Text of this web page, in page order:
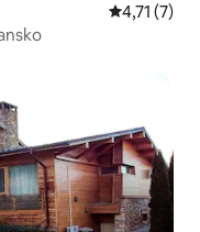
Évaluation
4,71 (7)